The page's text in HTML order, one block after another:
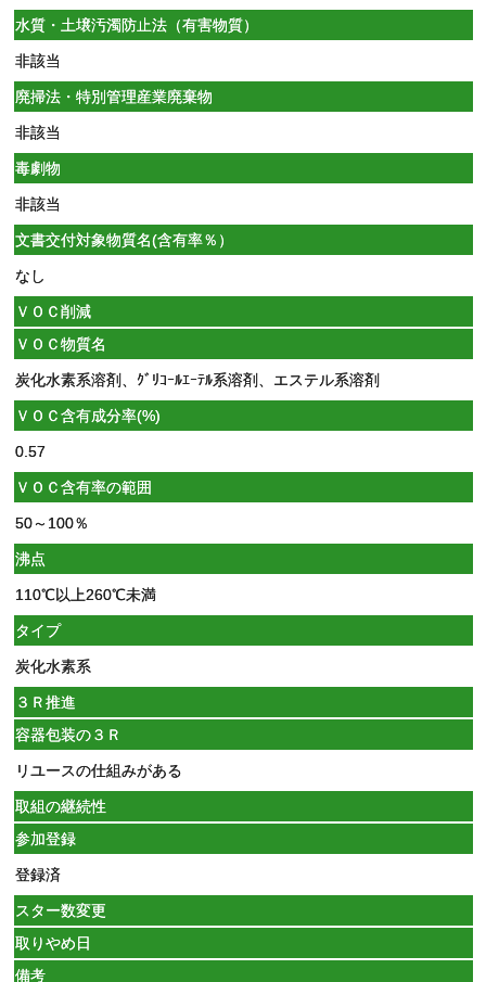
水質・土壌汚濁防止法（有害物質）
非該当
廃掃法・特別管理産業廃棄物
非該当
毒劇物
非該当
文書交付対象物質名(含有率％）
なし
ＶＯＣ削減
ＶＯＣ物質名
炭化水素系溶剤、ｸﾞﾘｺｰﾙｴｰﾃﾙ系溶剤、エステル系溶剤
ＶＯＣ含有成分率(%)
0.57
ＶＯＣ含有率の範囲
50～100％
沸点
110℃以上260℃未満
タイプ
炭化水素系
３Ｒ推進
容器包装の３Ｒ
リユースの仕組みがある
取組の継続性
参加登録
登録済
スター数変更
取りやめ日
備考